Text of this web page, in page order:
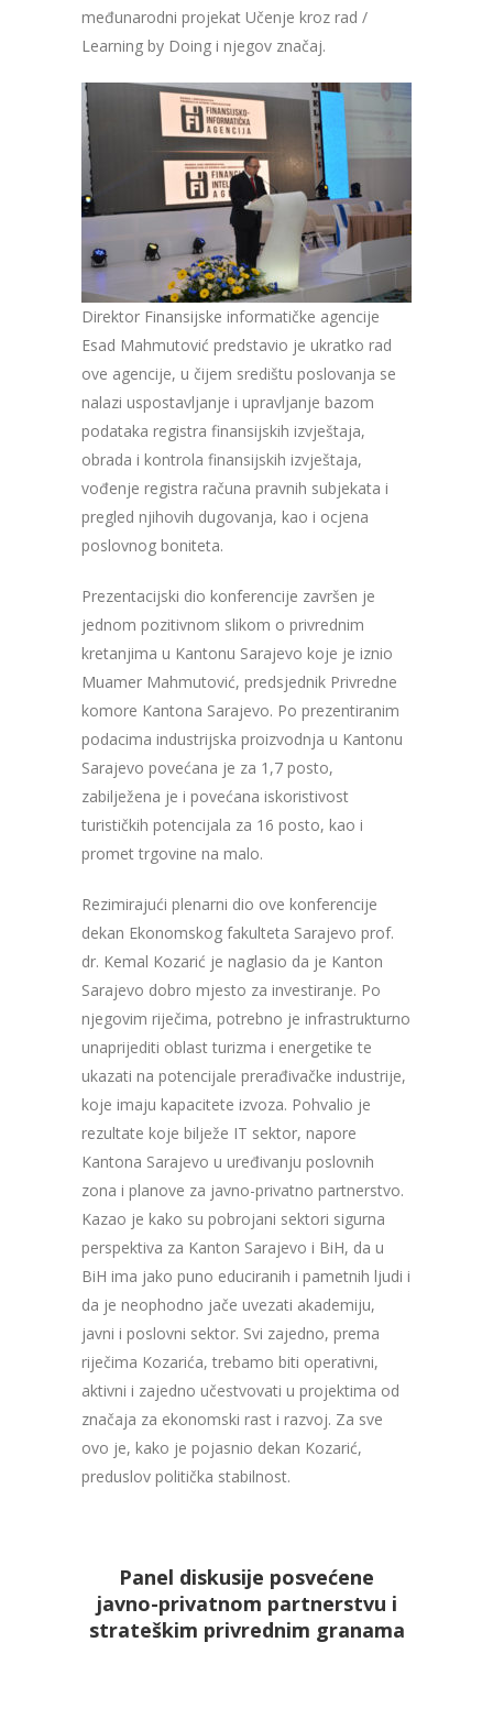
međunarodni projekat Učenje kroz rad /
Learning by Doing i njegov značaj.
Direktor Finansijske informatičke agencije
Esad Mahmutović predstavio je ukratko rad
ove agencije, u čijem središtu poslovanja se
nalazi uspostavljanje i upravljanje bazom
podataka registra finansijskih izvještaja,
obrada i kontrola finansijskih izvještaja,
vođenje registra računa pravnih subjekata i
pregled njihovih dugovanja, kao i ocjena
poslovnog boniteta.
Prezentacijski dio konferencije završen je
jednom pozitivnom slikom o privrednim
kretanjima u Kantonu Sarajevo koje je iznio
Muamer Mahmutović, predsjednik Privredne
komore Kantona Sarajevo. Po prezentiranim
podacima industrijska proizvodnja u Kantonu
Sarajevo povećana je za 1,7 posto,
zabilježena je i povećana iskoristivost
turističkih potencijala za 16 posto, kao i
promet trgovine na malo.
Rezimirajući plenarni dio ove konferencije
dekan Ekonomskog fakulteta Sarajevo prof.
dr. Kemal Kozarić je naglasio da je Kanton
Sarajevo dobro mjesto za investiranje. Po
njegovim riječima, potrebno je infrastrukturno
unaprijediti oblast turizma i energetike te
ukazati na potencijale prerađivačke industrije,
koje imaju kapacitete izvoza. Pohvalio je
rezultate koje bilježe IT sektor, napore
Kantona Sarajevo u uređivanju poslovnih
zona i planove za javno-privatno partnerstvo.
Kazao je kako su pobrojani sektori sigurna
perspektiva za Kanton Sarajevo i BiH, da u
BiH ima jako puno educiranih i pametnih ljudi i
da je neophodno jače uvezati akademiju,
javni i poslovni sektor. Svi zajedno, prema
riječima Kozarića, trebamo biti operativni,
aktivni i zajedno učestvovati u projektima od
značaja za ekonomski rast i razvoj. Za sve
ovo je, kako je pojasnio dekan Kozarić,
preduslov politička stabilnost.
Panel diskusije posvećene
javno-privatnom partnerstvu i
strateškim privrednim granama